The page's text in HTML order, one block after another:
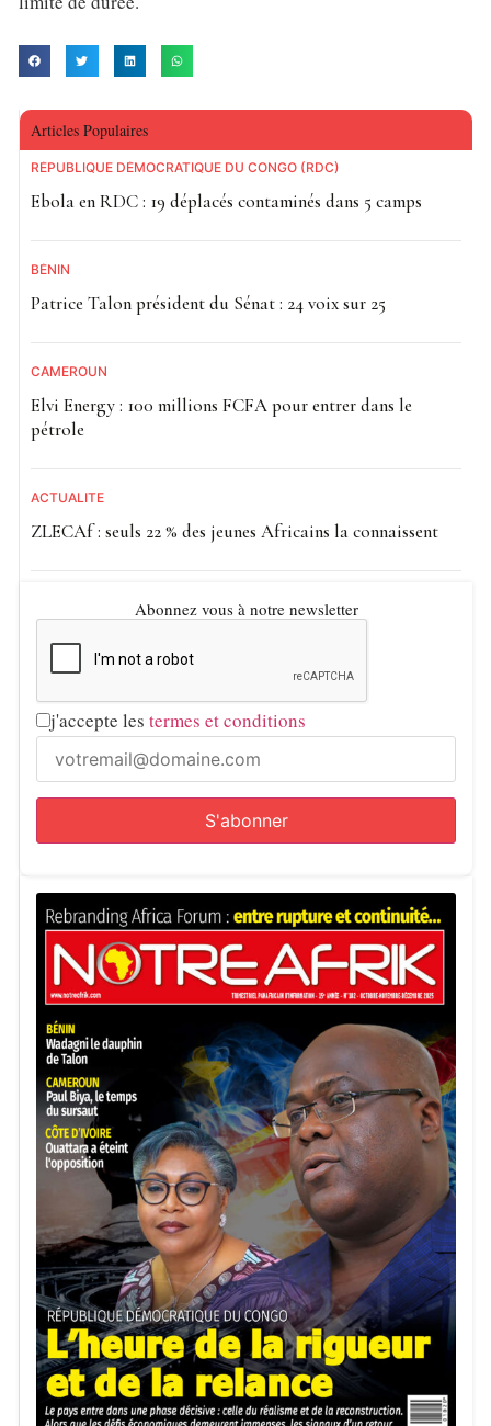
Articles Populaires
RÉPUBLIQUE DÉMOCRATIQUE DU CONGO (RDC)
Ebola en RDC : 19 déplacés contaminés dans 5 camps
BÉNIN
Patrice Talon président du Sénat : 24 voix sur 25
CAMEROUN
Elvi Energy : 100 millions FCFA pour entrer dans le
pétrole
ACTUALITE
ZLECAf : seuls 22 % des jeunes Africains la connaissent
Abonnez vous à notre newsletter
j'accepte les termes et conditions